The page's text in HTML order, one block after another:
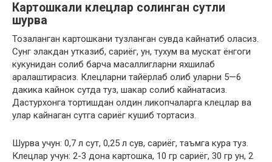
Картошкали клецлар солинган сутли
шурва
Тозаланган картошкани тузланган сувда кайнатиб оласиз.
Сунг элакдан утказиб, сариёг, ун, тухум ва мускат ёнгоги
кукунидан солиб барча масаллигларни яхшилаб
аралаштирасиз. Клецларни тайёрлаб олиб уларни 5—6
дакика кайнок сутда туз, шакар солиб кайнатасиз.
Дастурхонга тортишдан олдин ликопчаларга клецлар ва
улар кайнаган сутга сариёг кушиб тортасиз.
Шурва учун: 0,7 л сут, 0,25 л сув, сариёг, таъмга кура туз.
Клецлар учун: 2-3 дона картошка, 10 гр сариёг, 30 гр ун, 2